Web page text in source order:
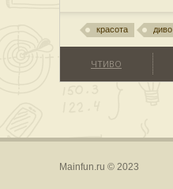
красота диво
ЧТИВО
Mainfun.ru © 2023